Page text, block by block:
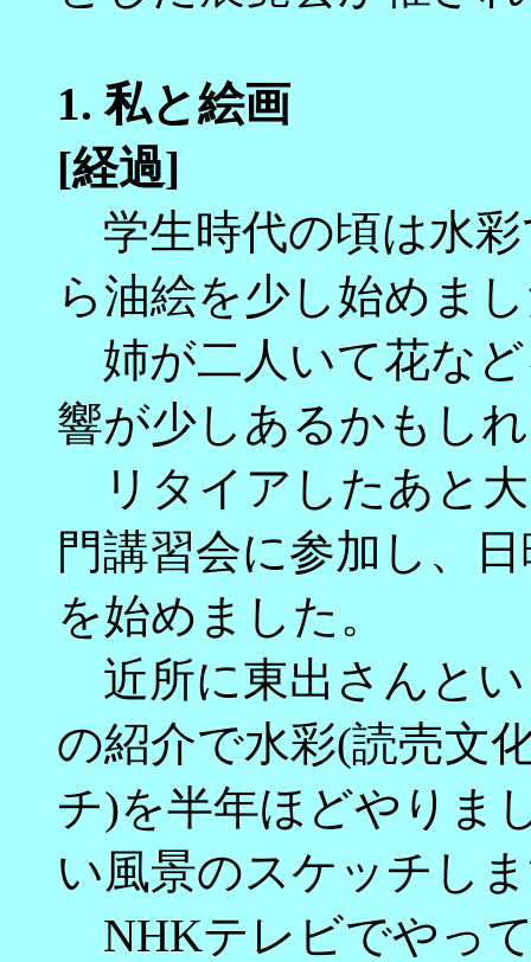
1.私と絵画
[経過]
学生時代の頃は水
ら油絵を少し始めま
姉が二人いて花な
響が少しあるかもし
リタイアしたあと
門講習会に参加し、
を始めました。
近所に東出さんと
の紹介で水彩(読売文
チ)を半年ほどやりま
い風景のスケッチし
NHKテレビでやっ